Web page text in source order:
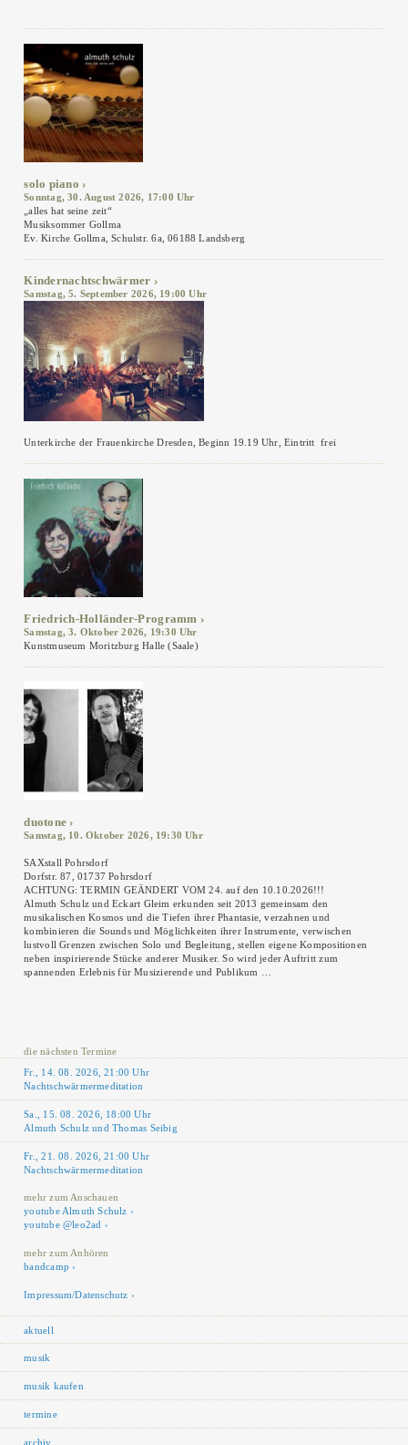
solo piano
Sonntag, 30. August 2026, 17:00 Uhr
„alles hat seine zeit“
Musiksommer Gollma
Ev. Kirche Gollma, Schulstr. 6a, 06188 Landsberg
Kindernachtschwärmer
Samstag, 5. September 2026, 19:00 Uhr
Unterkirche der Frauenkirche Dresden, Beginn 19.19 Uhr, Eintritt frei
Friedrich-Holländer-Programm
Samstag, 3. Oktober 2026, 19:30 Uhr
Kunstmuseum Moritzburg Halle (Saale)
duotone
Samstag, 10. Oktober 2026, 19:30 Uhr
SAXstall Pohrsdorf
Dorfstr. 87, 01737 Pohrsdorf
ACHTUNG: TERMIN GEÄNDERT VOM 24. auf den 10.10.2026!!!
Almuth Schulz und Eckart Gleim erkunden seit 2013 gemeinsam den
musikalischen Kosmos und die Tiefen ihrer Phantasie, verzahnen und
kombinieren die Sounds und Möglichkeiten ihrer Instrumente, verwischen
lustvoll Grenzen zwischen Solo und Begleitung, stellen eigene Kompositionen
neben inspirierende Stücke anderer Musiker. So wird jeder Auftritt zum
spannenden Erlebnis für Musizierende und Publikum …
die nächsten Termine
Fr., 14. 08. 2026, 21:00 Uhr
Nachtschwärmermeditation
Sa., 15. 08. 2026, 18:00 Uhr
Almuth Schulz und Thomas Seibig
Fr., 21. 08. 2026, 21:00 Uhr
Nachtschwärmermeditation
mehr zum Anschauen
youtube Almuth Schulz
youtube @leo2ad
mehr zum Anhören
bandcamp
Impressum/Datenschutz
aktuell
musik
musik kaufen
termine
archiv